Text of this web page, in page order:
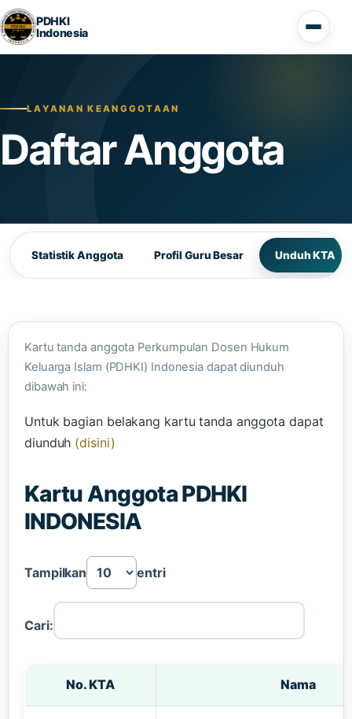
PDHKI
Indonesia
LAYANAN KEANGGOTAAN
Daftar Anggota
Statistik Anggota Profil Guru Besar Unduh KTA
Kartu tanda anggota Perkumpulan Dosen Hukum
Keluarga Islam (PDHKI) Indonesia dapat diunduh
dibawah ini:
Untuk bagian belakang kartu tanda anggota dapat
diunduh (disini)
Kartu Anggota PDHKI
INDONESIA
Tampilkan entri
Cari:
No. KTA Nama